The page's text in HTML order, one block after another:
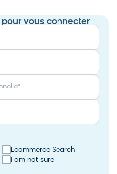
vous connecter
*
Ecommerce Search
I am not sure